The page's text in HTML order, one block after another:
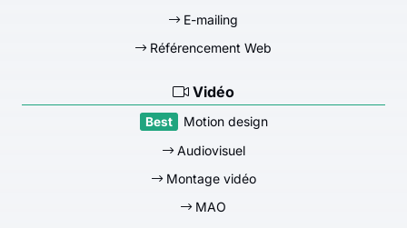
E-mailing
Référencement Web
Vidéo
Motion design
Audiovisuel
Montage vidéo
MAO